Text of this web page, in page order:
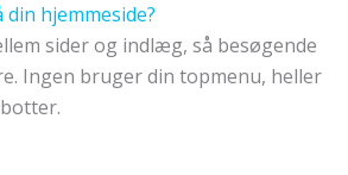
hjemmeside?
sider og indlæg, så besøgende
Ingen bruger din topmenu, heller